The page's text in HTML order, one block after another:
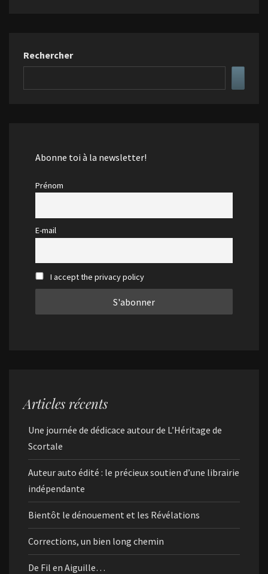
Rechercher
Abonne toi à la newsletter!
Prénom
E-mail
I accept the privacy policy
Articles récents
Une journée de dédicace autour de L’Héritage de
Scortale
Auteur auto édité : le précieux soutien d’une librairie
indépendante
Bientôt le dénouement et les Révélations
Corrections, un bien long chemin
De Fil en Aiguille…